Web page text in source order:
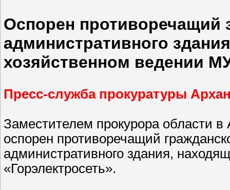
Оспорен противоречащий
административного
хозяйственном ведении
Пресс-служба прокуратуры
Заместителем прокурора области
оспорен противоречащий
административного здания,
«Горэлектросеть».